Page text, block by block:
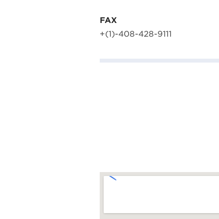
FAX
+(1)-408-428-9111